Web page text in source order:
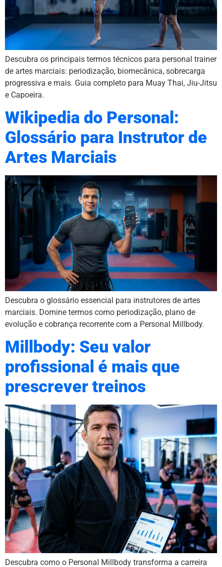
Descubra os principais termos técnicos para personal trainer
de artes marciais: periodização, biomecânica, sobrecarga
progressiva e mais. Guia completo para Muay Thai, Jiu-Jitsu
e Capoeira.
Wikipedia do Personal:
Glossário para Instrutor de
Artes Marciais
Descubra o glossário essencial para instrutores de artes
marciais. Domine termos como periodização, plano de
evolução e cobrança recorrente com a Personal Millbody.
Millbody: Seu valor
profissional é mais que
prescrever treinos
Descubra como o Personal Millbody transforma a carreira